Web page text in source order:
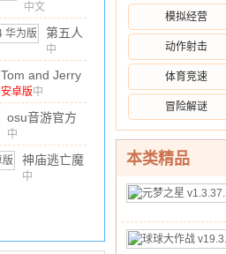
族版
v2025.0811.1350
渠道服
中文
1.78G / 10.00
第五人
格荣耀
渠道服
v2025.0512.1004
华为
版
中
文 / 1979.13M 10.00
Tom and Jerry
国际服
安卓版
安卓版中
文 / 1.56G / 10.00
osu音游官方
正版
v2026.305.0
安卓版
中
文 / 238.4M / 10.00
神庙逃亡魔
境仙踪官方
中
模拟经营
动作射击
体育竞速
冒险解谜
本类精品